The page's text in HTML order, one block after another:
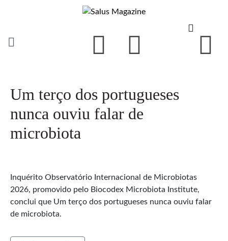
Um terço dos portugueses
nunca ouviu falar de
microbiota
Inquérito Observatório Internacional de Microbiotas
2026, promovido pelo Biocodex Microbiota Institute,
conclui que Um terço dos portugueses nunca ouviu falar
de microbiota.